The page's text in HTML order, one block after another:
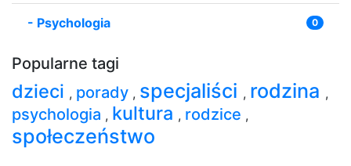
- Psychologia 0
Popularne tagi
dzieci , porady , specjaliści , rodzina ,
psychologia , kultura , rodzice ,
społeczeństwo